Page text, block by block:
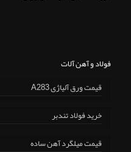
فولاد و آهن آلات
قیمت ورق آلیاژی A283
خرید فولاد تندبر
قیمت میلگرد آهن ساده